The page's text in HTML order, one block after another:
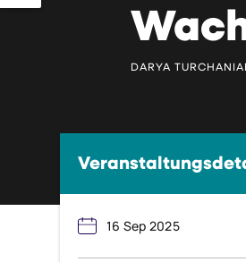
DARYA
16 Sep 2025